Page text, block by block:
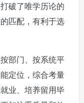
破了唯学历论的
匹配，有利于选
部门、按系统平
定位，综合考量
业、培养留用毕